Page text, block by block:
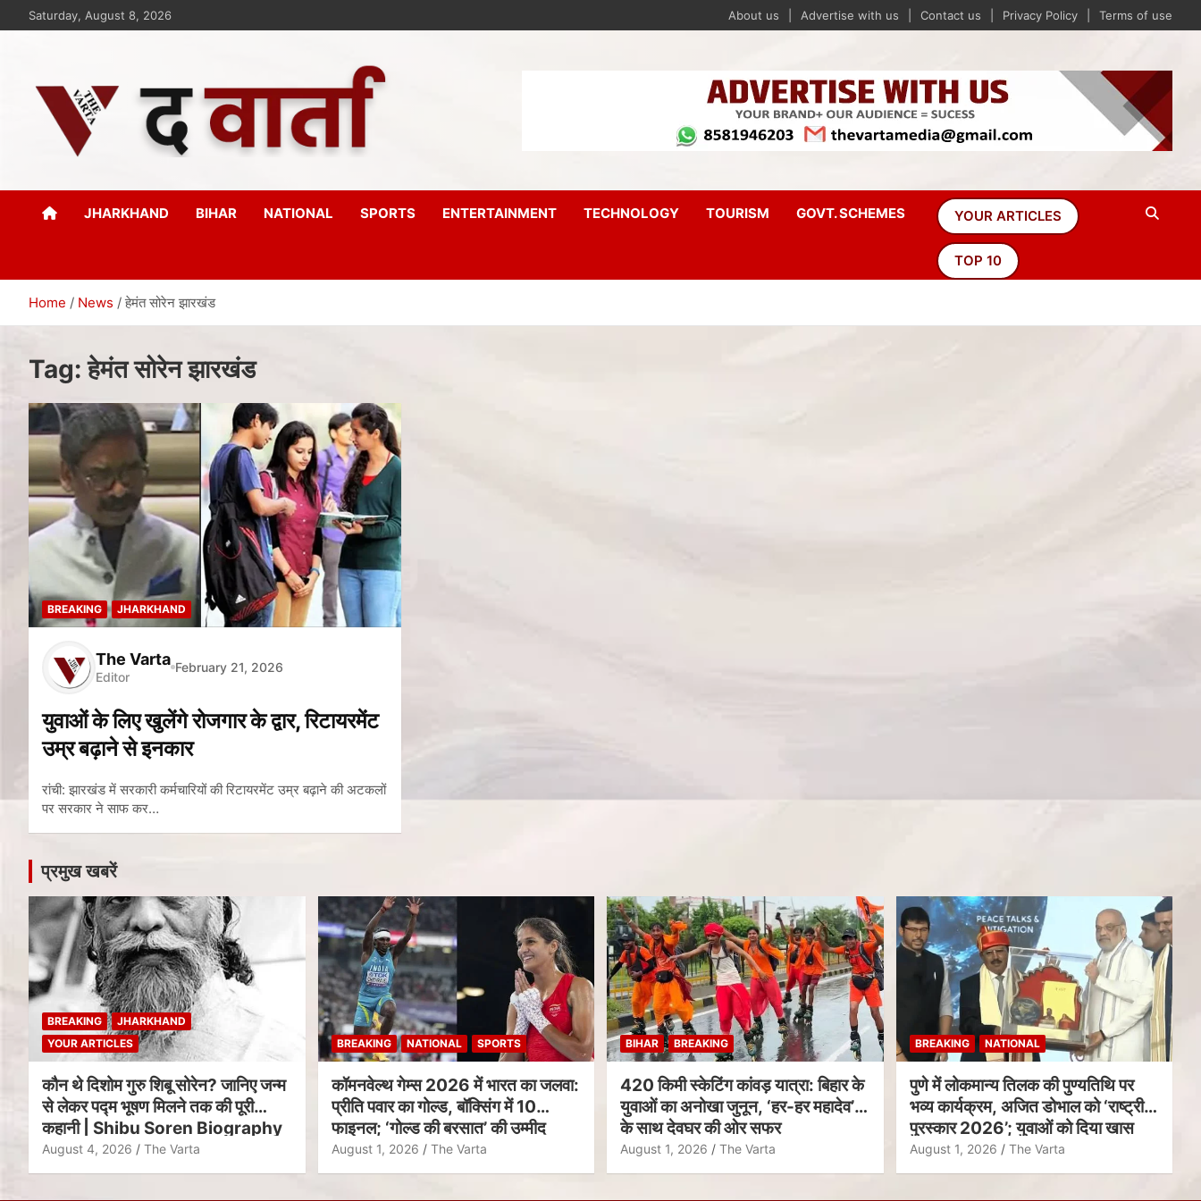
Saturday, August 8, 2026 About us Advertise with us Contact us Privacy Policy Terms of use
The Varta
JHARKHAND BIHAR NATIONAL SPORTS ENTERTAINMENT TECHNOLOGY TOURISM GOVT. SCHEMES YOUR ARTICLES
TOP 10
Home News हेमंत सोरेन झारखंड
Tag:हेमंत सोरेन झारखंड
BREAKING JHARKHAND
The Varta
Editor
February 21, 2026
युवाओं के लिए खुलेंगे रोजगार के द्वार, रिटायरमेंट
उम्र बढ़ाने से इनकार
रांची: झारखंड में सरकारी कर्मचारियों की रिटायरमेंट उम्र बढ़ाने की अटकलों
पर सरकार ने साफ कर…
प्रमुख खबरें
BREAKING
JHARKHAND
YOUR ARTICLES
कौन थे दिशोम गुरु शिबू सोरेन? जानिए जन्म
से लेकर पद्म भूषण मिलने तक की पूरी
कहानी | Shibu Soren Biography
August 4, 2026 The Varta
BREAKING NATIONAL SPORTS
कॉमनवेल्थ गेम्स 2026 में भारत का जलवा:
प्रीति पवार का गोल्ड, बॉक्सिंग में 10
फाइनल; ‘गोल्ड की बरसात’ की उम्मीद
August 1, 2026 The Varta
BIHAR BREAKING
420 किमी स्केटिंग कांवड़ यात्रा: बिहार के
युवाओं का अनोखा जुनून, ‘हर-हर महादेव’
के साथ देवघर की ओर सफर
August 1, 2026 The Varta
BREAKING NATIONAL
पुणे में लोकमान्य तिलक की पुण्यतिथि पर
भव्य कार्यक्रम, अजित डोभाल को ‘राष्ट्रीय
पुरस्कार 2026’; युवाओं को दिया खास
संदेश
August 1, 2026 The Varta